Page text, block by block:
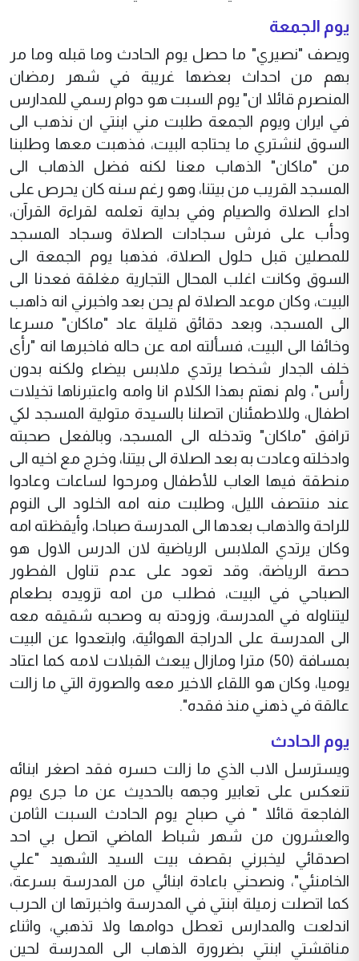
يوم الجمعة
ويصف "نصيري" ما حصل يوم الحادث وما قبله وما مر
بهم من احداث بعضها غريبة في شهر رمضان
المنصرم قائلا ان" يوم السبت هو دوام رسمي للمدارس
في ايران ويوم الجمعة طلبت مني ابنتي ان نذهب الى
السوق لنشتري ما يحتاجه البيت، فذهبت معها وطلبنا
من "ماكان" الذهاب معنا لكنه فضل الذهاب الى
المسجد القريب من بيتنا، وهو رغم سنه كان يحرص على
اداء الصلاة والصيام وفي بداية تعلمه لقراءة القرآن،
ودأب على فرش سجادات الصلاة وسجاد المسجد
للمصلين قبل حلول الصلاة، فذهبا يوم الجمعة الى
السوق وكانت اغلب المحال التجارية مغلقة فعدنا الى
البيت، وكان موعد الصلاة لم يحن بعد واخبرني انه ذاهب
الى المسجد، وبعد دقائق قليلة عاد "ماكان" مسرعا
وخائفا الى البيت، فسألته امه عن حاله فاخبرها انه "رأى
خلف الجدار شخصا يرتدي ملابس بيضاء ولكنه بدون
رأس"، ولم نهتم بهذا الكلام انا وامه واعتبرناها تخيلات
اطفال، وللاطمئنان اتصلنا بالسيدة متولية المسجد لكي
ترافق "ماكان" وتدخله الى المسجد، وبالفعل صحبته
وادخلته وعادت به بعد الصلاة الى بيتنا، وخرج مع اخيه الى
منطقة فيها العاب للأطفال ومرحوا لساعات وعادوا
عند منتصف الليل، وطلبت منه امه الخلود الى النوم
للراحة والذهاب بعدها الى المدرسة صباحا، وأيقظته امه
وكان يرتدي الملابس الرياضية لان الدرس الاول هو
حصة الرياضة، وقد تعود على عدم تناول الفطور
الصباحي في البيت، فطلب من امه تزويده بطعام
ليتناوله في المدرسة، وزودته به وصحبه شقيقه معه
الى المدرسة على الدراجة الهوائية، وابتعدوا عن البيت
بمسافة (50) مترا ومازال يبعث القبلات لامه كما اعتاد
يوميا، وكان هو اللقاء الاخير معه والصورة التي ما زالت
عالقة في ذهني منذ فقده".
يوم الحادث
ويسترسل الاب الذي ما زالت حسره فقد اصغر ابنائه
تنعكس على تعابير وجهه بالحديث عن ما جرى يوم
الفاجعة قائلا " في صباح يوم الحادث السبت الثامن
والعشرون من شهر شباط الماضي اتصل بي احد
اصدقائي ليخبرني بقصف بيت السيد الشهيد "علي
الخامنئي"، ونصحني باعادة ابنائي من المدرسة بسرعة،
كما اتصلت زميلة ابنتي في المدرسة واخبرتها ان الحرب
اندلعت والمدارس تعطل دوامها ولا تذهبي، واثناء
مناقشتي ابنتي بضرورة الذهاب الى المدرسة لحين